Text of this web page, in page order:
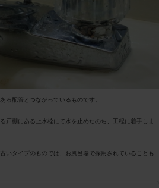
る配管とつながっているものです。
戸棚にある止水栓にて水を止めたのち、工程に着手しま
いタイプのものでは、お風呂場で採用されていることも